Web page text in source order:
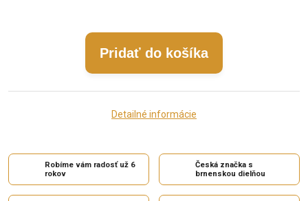
Pridať do košíka
Detailné informácie
Robíme vám radosť už 6
rokov
Česká značka s
brnenskou dielňou